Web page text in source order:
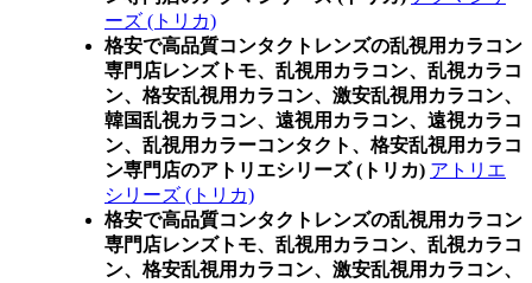
ーズ (トリカ)
格安で高品質コンタクトレンズの乱視用カラコン
専門店レンズトモ、乱視用カラコン、乱視カラコ
ン、格安乱視用カラコン、激安乱視用カラコン、
韓国乱視カラコン、遠視用カラコン、遠視カラコ
ン、乱視用カラーコンタクト、格安乱視用カラコ
ン専門店のアトリエシリーズ (トリカ) アトリエ
シリーズ (トリカ)
格安で高品質コンタクトレンズの乱視用カラコン
専門店レンズトモ、乱視用カラコン、乱視カラコ
ン、格安乱視用カラコン、激安乱視用カラコン、